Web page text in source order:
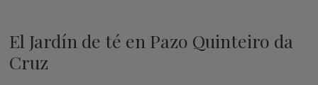
El Jardín de té en Pazo Quinteiro da
Cruz